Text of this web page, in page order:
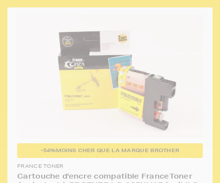
-54%MOINS CHER QUE LA MARQUE BROTHER
FRANCE TONER
Cartouche d'encre compatible FranceToner